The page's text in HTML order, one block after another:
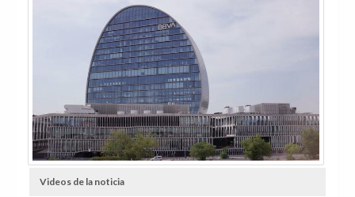
Videos de la noticia